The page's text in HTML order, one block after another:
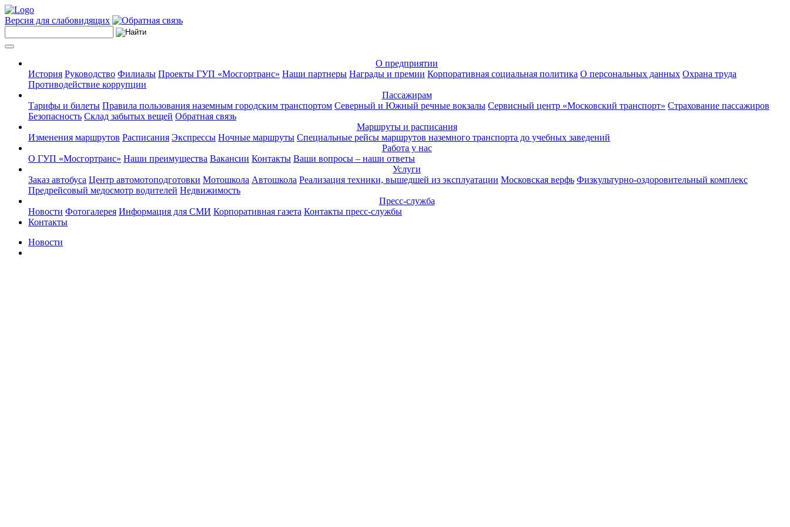
Версия для слабовидящих
О предприятии
История Руководство Филиалы Проекты ГУП «Мосгортранс» Наши партнеры Награды и премии Корпоративная социальная политика О персональных данных Охрана труда
Противодействие коррупции
Пассажирам
Тарифы и билеты Правила пользования наземным городским транспортом Северный и Южный речные вокзалы Сервисный центр «Московский транспорт» Страхование пассажиров
Безопасность Склад забытых вещей Обратная связь
Маршруты и расписания
Изменения маршрутов Расписания Экспрессы Ночные маршруты Специальные рейсы маршрутов наземного транспорта до учебных заведений
Работа у нас
О ГУП «Мосгортранс» Наши преимущества Вакансии Контакты Ваши вопросы – наши ответы
Услуги
Заказ автобуса Центр автомотоподготовки Мотошкола Автошкола Реализация техники, вышедшей из эксплуатации Московская верфь Физкультурно-оздоровительный комплекс
Предрейсовый медосмотр водителей Недвижимость
Пресс-служба
Новости Фотогалерея Информация для СМИ Корпоративная газета Контакты пресс-службы
Контакты
Новости